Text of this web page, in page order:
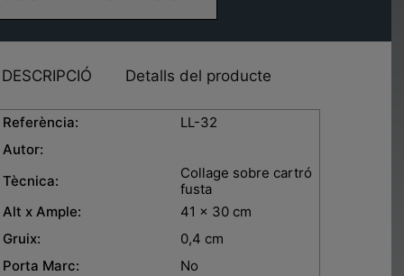
DESCRIPCIÓ Detalls del producte
LL-32
Autor:
Tècnica:
Collage sobre cartró
fusta
x Ample:
41 x 30 cm
0,4 cm
Marc:
No